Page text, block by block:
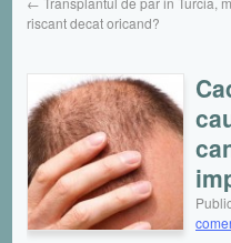
riscant decat oricand?